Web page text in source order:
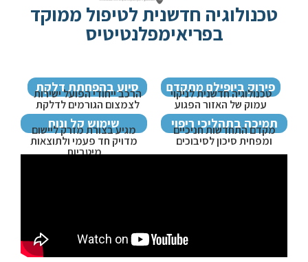
טכנולוגיה חדשנית לטיפול ממוקד
בפריאימפלנטיטיס
פירוק ביופילם מתקדם
טכנולוגיה חדשנית לניקוי
עמוק של האזור הפגוע
סיוע בהפחתת דלקת
הרכב ייחודי הפועל ישירות
לצמצום הגורמים לדלקת
תמיכה בתהליכי ריפוי
מקדם התחדשות חניכיים
ומפחית סיכון לסיבוכים
שימוש קל ונוח
מגיע בצורת מזרק ליישום
מדויק חד פעמי ולתוצאות
מיטביות